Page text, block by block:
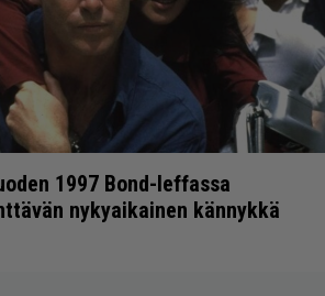
1997 Bond-leffassa
nykyaikainen kännykkä